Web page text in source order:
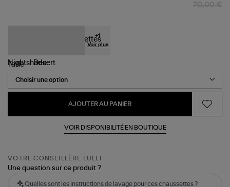
+1
Voir plus
Taille
AJOUTER AU PANIER
VOIR DISPONIBILITÉ EN BOUTIQUE
VOTRE CONSEILLÈRE LULLI
Une question sur ce produit ?
Quelles sont les instructions de lavage pour ces chaussettes ?